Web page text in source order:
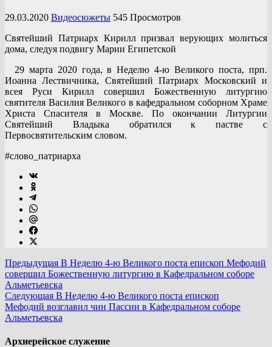
29.03.2020 Видеосюжеты 545 Просмотров
Святейший Патриарх Кирилл призвал верующих молиться
дома, следуя подвигу Марии Египетской
29 марта 2020 года, в Неделю 4-ю Великого поста, прп.
Иоанна Лествичника, Святейший Патриарх Московский и
всея Руси Кирилл совершил Божественную литургию
святителя Василия Великого в кафедральном соборном Храме
Христа Спасителя в Москве. По окончании Литургии
Святейший Владыка обратился к пастве с
Первосвятительским словом.
#слово_патриарха
Предыдущая В Неделю 4-ю Великого поста епископ Мефодий
совершил Божественную литургию в Кафедральном соборе
Альметьевска
Следующая В Неделю 4-ю Великого поста епископ
Мефодий возглавил чин Пассии в Кафедральном соборе
Альметьевска
Архиерейское служение